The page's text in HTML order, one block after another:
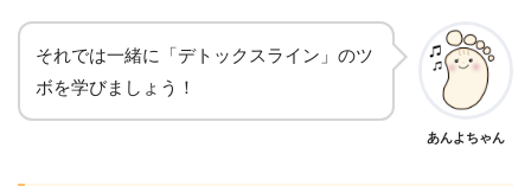
それでは一緒に「デトックスライン」のツ
ボを学びましょう！
あんよちゃん